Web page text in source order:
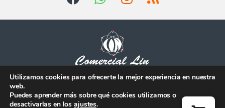
Escríbenos!
Utilizamos cookies para ofrecerte la mejor experiencia en nuestra
web.
Puedes aprender más sobre qué cookies utilizamos o
desactivarlas en losajustes.